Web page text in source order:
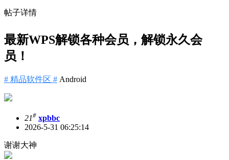
帖子详情
最新WPS解锁各种会员，解锁永久会
员！
# 精品软件区 # Android
21# xpbbc
2026-5-31 06:25:14
谢谢大神